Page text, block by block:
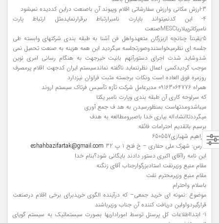
3-ارزش مکانی وارزش سفارشاتی اقلام وپیوند آن باصنعت دراین کددیده نمیشود
4- این کدنمیتواند باپارت نامبرارتباط برقرارنمایدمثل ارتباط پارت
نامبرکاترپیلارباMESCصنعت
5-یقیننآ چنانچه ازبزرگان متعهدواهل فن آشنا به طبقه بندی شرکتهای وابسته طی
جلسه ای نظرمیخواستندوصورتجلسه میگردید این همه هزینه به صنعت تحمیل نمی
شدوشاید شدت اجرای دستورآنهم بانیت خیرجهت به هنگام رسانی امری نوین
موجب گردیدکسی اعمال نظرننماید ناگفته نماندسیستم ایران کدجهت اقلام پرمصرف
روزمره فوق العاده است ونکات برجسته مثبت فراوان نیزدارد
همراه 09163064776 مدیرعامل شرکت تآزه تآسیس فرتاک سیستم اروند
که سرلوحه کاری آن طبقه بندی وپارت نامبر یکتا
میباشدومدتهاست بمنظورسیدن به هد ف جمع آوری
میگرددتاانشاءاله بیاری خدا باصبرومطالعه به هدف
برسیم باتقدیم احترامات فائقه
ابراهیم شهبازی650557
آدرس: شهرک ملی حفاری – خ فتح 1 پ 32
eshahbazifartak@gmail.com
این نامه راآقای اکبری دستور دادند بایگانی شود؟بنام خدا
مقام منیع وزیرنفت استادبزرگوارجناب آقای زنگنه
مقام منیع وزیرمحترم نفت
باسلام واحترام
موضوع :نمونه ای خرید جمعی– که درآینده الگوی خریدبرای برخی اقلام درصنعت
قرارگیردواولین دریافت کننده آن جناب وزیرباشند
1- ابتدااطلاعات کل پرسنل توسط اموراداریها بصورت سیستماتیک به سیستم گویای